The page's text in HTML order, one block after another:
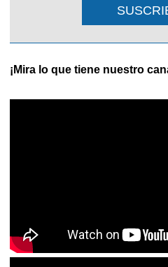
¡Mira lo que tiene nuestro